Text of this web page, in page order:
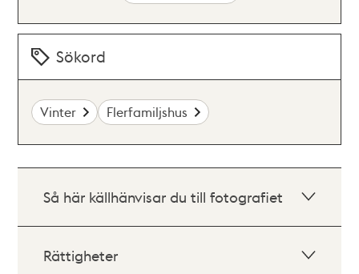
Sökord
Vinter Flerfamiljshus
Så här källhänvisar du till fotografiet
Rättigheter